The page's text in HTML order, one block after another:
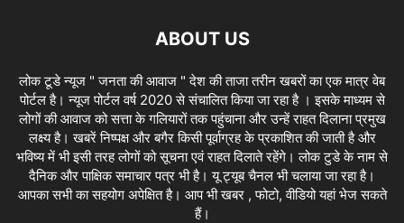
ABOUT US
लोक टूडे न्यूज " जनता की आवाज " देश की ताजा तरीन खबरों का एक मात्र वेब
पोर्टल है। न्यूज पोर्टल वर्ष 2020 से संचालित किया जा रहा है । इसके माध्यम से
लोगों की आवाज को सत्ता के गलियारों तक पहुंचाना और उन्हें राहत दिलाना प्रमुख
लक्ष्य है। खबरें निष्पक्ष और बगैर किसी पूर्वाग्रह के प्रकाशित की जाती है और
भविष्य में भी इसी तरह लोगों को सूचना एवं राहत दिलाते रहेंगे। लोक टुडे के नाम से
दैनिक और पाक्षिक समाचार पत्र भी है। यू ट्यूब चैनल भी चलाया जा रहा है।
आपका सभी का सहयोग अपेक्षित है। आप भी खबर , फोटो, वीडियो यहां भेज सकते
हैं।